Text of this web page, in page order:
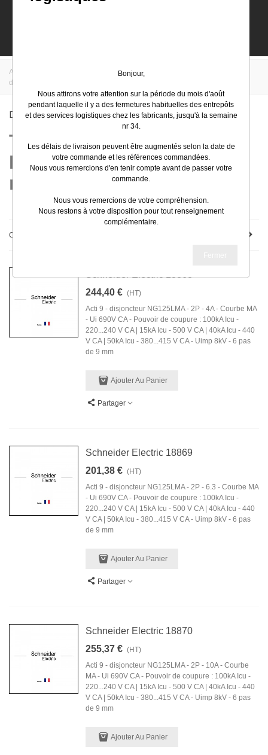
Accueil Schneider Electric
divisionnaires
Disjoncteurs Moteurs Modulaire
Tableaux divisionnaires -
Disjoncteurs moteurs
modulaire
Choisissez
244,40 € (HT)
Acti 9 - disjoncteur NG125LMA - 2P - 4A - Courbe MA
- Ui 690V CA - Pouvoir de coupure : 100kA Icu -
220...240 V CA | 15kA Icu - 500 V CA | 40kA Icu - 440
V CA | 50kA Icu - 380...415 V CA - Uimp 8kV - 6 pas
de 9 mm
Ajouter Au Panier
Partager
Schneider Electric 18869
201,38 € (HT)
Acti 9 - disjoncteur NG125LMA - 2P - 6.3 - Courbe MA
- Ui 690V CA - Pouvoir de coupure : 100kA Icu -
220...240 V CA | 15kA Icu - 500 V CA | 40kA Icu - 440
V CA | 50kA Icu - 380...415 V CA - Uimp 8kV - 6 pas
de 9 mm
Ajouter Au Panier
Partager
Schneider Electric 18870
255,37 € (HT)
Acti 9 - disjoncteur NG125LMA - 2P - 10A - Courbe
MA - Ui 690V CA - Pouvoir de coupure : 100kA Icu -
220...240 V CA | 15kA Icu - 500 V CA | 40kA Icu - 440
V CA | 50kA Icu - 380...415 V CA - Uimp 8kV - 6 pas
de 9 mm
Ajouter Au Panier
Bonjour,
Nous attirons votre attention sur la période du mois d'août
pendant laquelle il y a des fermetures habituelles des entrepôts
et des services logistiques chez les fabricants, jusqu'à la semaine
nr 34.
Les délais de livraison peuvent être augmentés selon la date de
votre commande et les références commandées.
Nous vous remercions d'en tenir compte avant de passer votre
commande.
Nous vous remercions de votre compréhension.
Nous restons à votre disposition pour tout renseignement
complémentaire.